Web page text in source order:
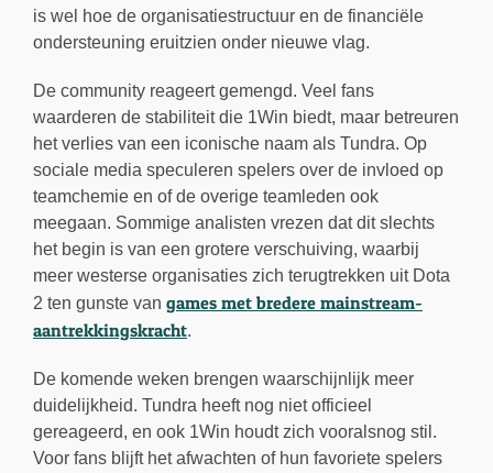
is wel hoe de organisatiestructuur en de financiële
ondersteuning eruitzien onder nieuwe vlag.
De community reageert gemengd. Veel fans
waarderen de stabiliteit die 1Win biedt, maar betreuren
het verlies van een iconische naam als Tundra. Op
sociale media speculeren spelers over de invloed op
teamchemie en of de overige teamleden ook
meegaan. Sommige analisten vrezen dat dit slechts
het begin is van een grotere verschuiving, waarbij
meer westerse organisaties zich terugtrekken uit Dota
2 ten gunste van games met bredere mainstream-
aantrekkingskracht.
De komende weken brengen waarschijnlijk meer
duidelijkheid. Tundra heeft nog niet officieel
gereageerd, en ook 1Win houdt zich vooralsnog stil.
Voor fans blijft het afwachten of hun favoriete spelers